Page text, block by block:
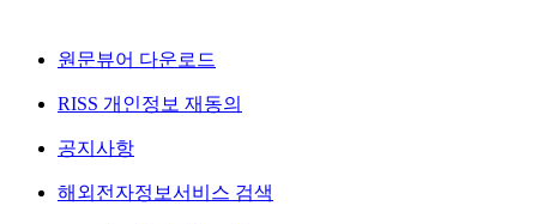
원문뷰어 다운로드
RISS 개인정보 재동의
공지사항
해외전자정보서비스 검색